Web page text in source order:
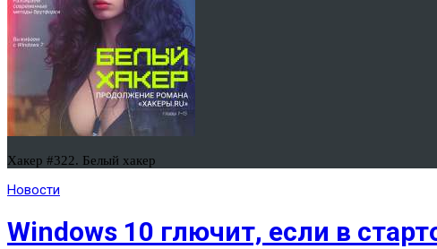
Хакер #322. Белый хакер
Новости
Windows 10 глючит, если в